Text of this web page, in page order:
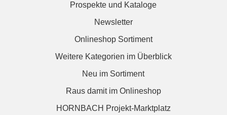
Prospekte und Kataloge
Newsletter
Onlineshop Sortiment
Weitere Kategorien im Überblick
Neu im Sortiment
Raus damit im Onlineshop
HORNBACH Projekt-Marktplatz